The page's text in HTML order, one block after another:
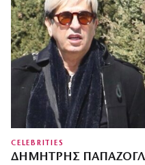
CELEBRITIES
ΔΗΜΉΤΡΗΣ